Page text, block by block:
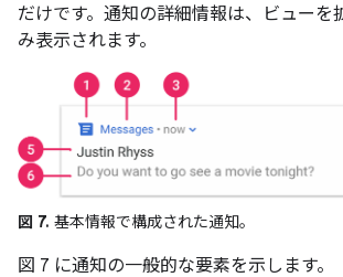
だけです。通知の詳細情報は、ビューを
み表示されます。
図 7. 基本情報で構成された通知。
図 7 に通知の一般的な要素を示します。